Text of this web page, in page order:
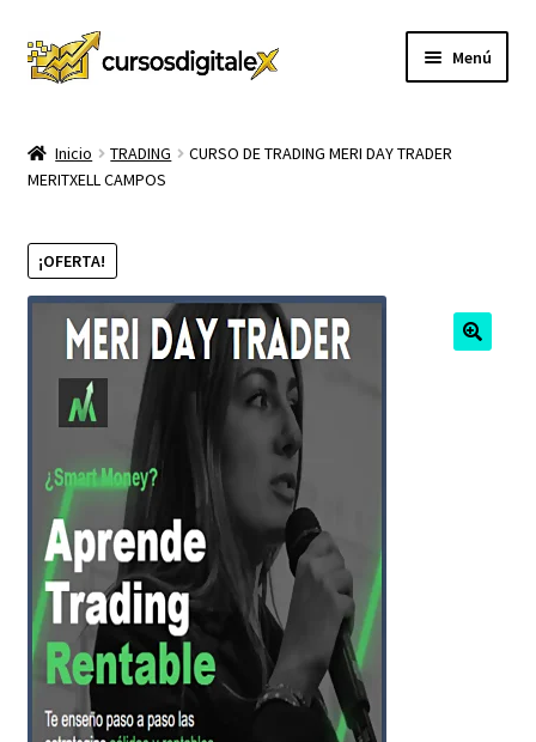
Ir
a
Ir
al
Menú
TIENDA
CURSOS
hijo
MEMBRESIA
MI CUENTA
CONTACTO
Inicio TRADING
CURSO DE TRADING MERI DAY TRADER
MERITXELL CAMPOS
¡OFERTA!